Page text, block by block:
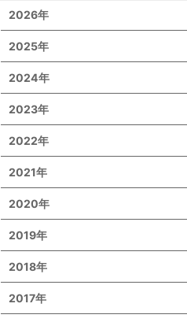
2026年
2025年
2024年
2023年
2022年
2021年
2020年
2019年
2018年
2017年